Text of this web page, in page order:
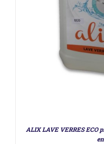
ALIX LAVE VERRES ECO